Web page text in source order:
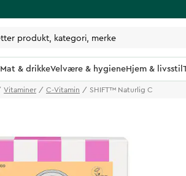
Mat & drikkeVelvære & hygieneHjem & livsstil
Vitaminer C-Vitamin SHIFT™ Naturlig C